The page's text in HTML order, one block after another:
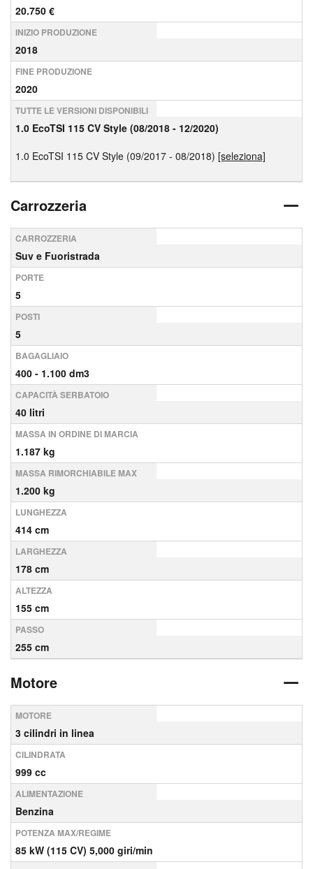
20.750 €
INIZIO PRODUZIONE
2018
FINE PRODUZIONE
2020
TUTTE LE VERSIONI DISPONIBILI
1.0 EcoTSI 115 CV Style (08/2018 - 12/2020)
1.0 EcoTSI 115 CV Style (09/2017 - 08/2018) [seleziona]
Carrozzeria
CARROZZERIA
Suv e Fuoristrada
PORTE
5
POSTI
5
BAGAGLIAIO
400 - 1.100 dm3
CAPACITÀ SERBATOIO
40 litri
MASSA IN ORDINE DI MARCIA
1.187 kg
MASSA RIMORCHIABILE MAX
1.200 kg
LUNGHEZZA
414 cm
LARGHEZZA
178 cm
ALTEZZA
155 cm
PASSO
255 cm
Motore
MOTORE
3 cilindri in linea
CILINDRATA
999 cc
ALIMENTAZIONE
Benzina
POTENZA MAX/REGIME
85 kW (115 CV) 5,000 giri/min